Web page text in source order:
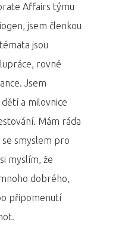
Affairs týmu
jsem členkou
jsou
rovné
Jsem
a milovnice
Mám ráda
smyslem pro
myslím, že
dobrého,
připomenutí